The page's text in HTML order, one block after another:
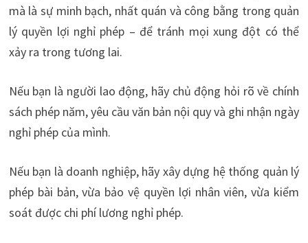
mà là sự minh bạch, nhất quán và công bằng trong quản
lý quyền lợi nghỉ phép – để tránh mọi xung đột có thể
xảy ra trong tương lai.
Nếu bạn là người lao động, hãy chủ động hỏi rõ về chính
sách phép năm, yêu cầu văn bản nội quy và ghi nhận ngày
nghỉ phép của mình.
Nếu bạn là doanh nghiệp, hãy xây dựng hệ thống quản lý
phép bài bản, vừa bảo vệ quyền lợi nhân viên, vừa kiểm
soát được chi phí lương nghỉ phép.